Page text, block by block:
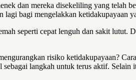
dan mereka disekeliling yang
bagi mengelakkan ketidakupayaan
seperti cepat lenguh dan sakit
risiko ketidakupayaan?
langkah untuk terus aktif.